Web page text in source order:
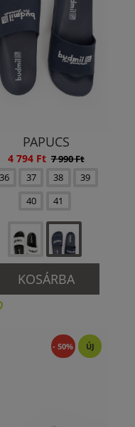
PAPUCS
4 794 Ft 7 990 Ft
36
37 38
39
40
41
KOSÁRBA
- 50% ÚJ